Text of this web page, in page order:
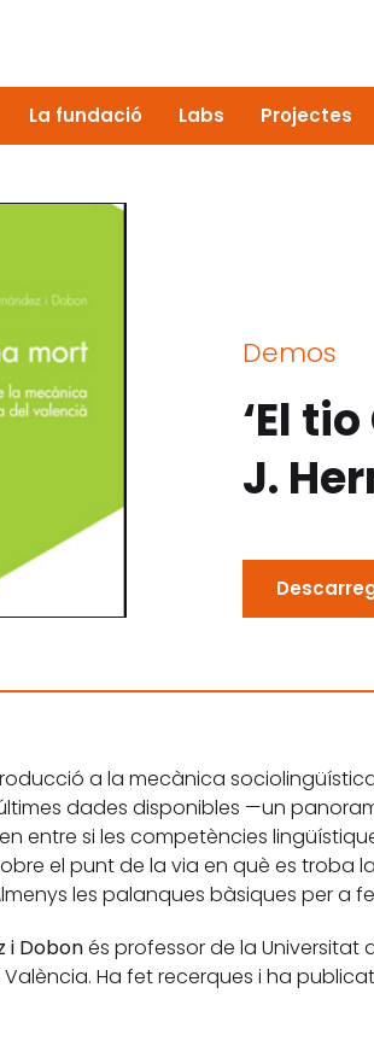
La fundació Labs Projectes
Demos
‘El
J.
a la mecànica
dades disponibles —un
entre si les competències
el punt de la via en què es troba la
les palanques bàsiques per a
i Dobonés professor de la Universitat
Ha fet recerques i ha